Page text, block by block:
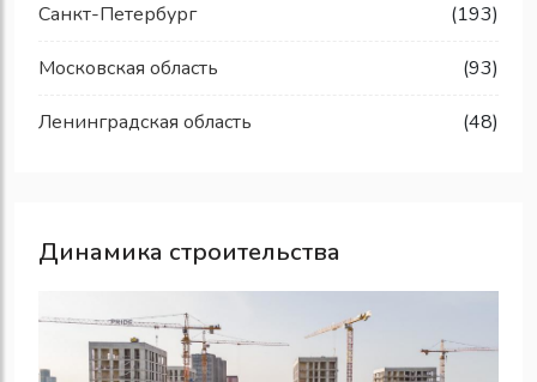
Санкт-Петербург (193)
Московская область (93)
Ленинградская область (48)
Динамика строительства